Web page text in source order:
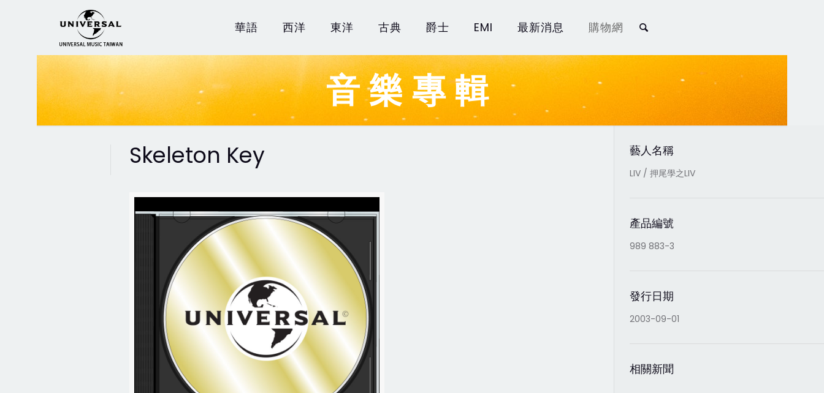
華語 西洋 東洋 古典 爵士 EMI 最新消息 購物網
音樂專輯
Skeleton Key 藝人名稱
LIV / 押尾學之LIV
產品編號
989 883-3
發行日期
2003-09-01
相關新聞